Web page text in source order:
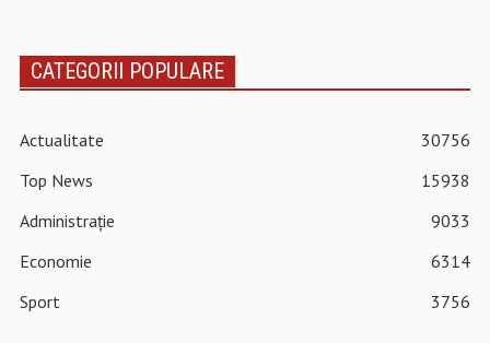
CATEGORII POPULARE
Actualitate
30756
Top News
15938
Administrație
9033
Economie
6314
Sport
3756